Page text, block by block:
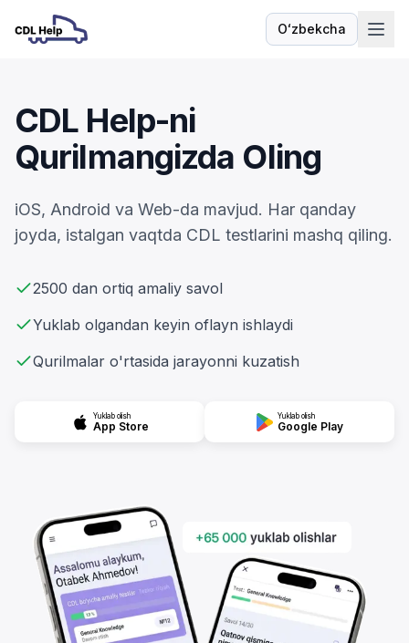
Oʻzbekcha
Til
CDL Help-ni
Qurilmangizda Oling
iOS, Android va Web-da mavjud. Har qanday
joyda, istalgan vaqtda CDL testlarini mashq qiling.
2500 dan ortiq amaliy savol
Yuklab olgandan keyin oflayn ishlaydi
Qurilmalar o'rtasida jarayonni kuzatish
Yuklab olish
App Store
Yuklab olish
Google Play